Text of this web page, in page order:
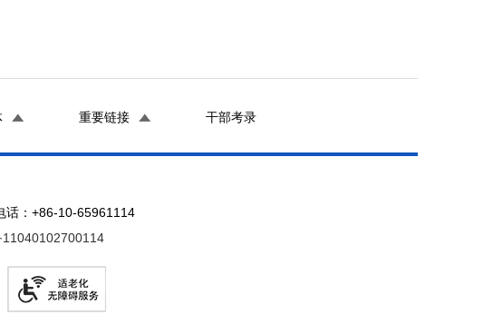
重要链接 干部考录
：+86-10-65961114
11040102700114